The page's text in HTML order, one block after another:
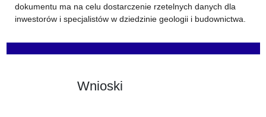
dokumentu ma na celu dostarczenie rzetelnych danych dla
inwestorów i specjalistów w dziedzinie geologii i budownictwa.
Wnioski